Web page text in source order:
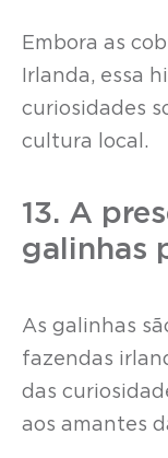
Embora as
Irlanda, essa
curiosidades
cultura local.
13. A
galinhas
As galinhas
fazendas
das
aos amantes